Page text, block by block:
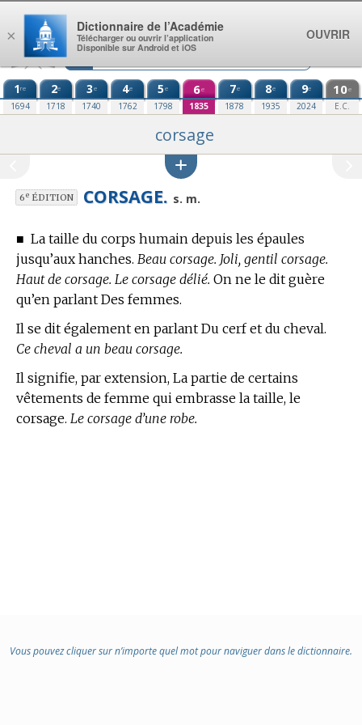
Aller au contenu
1re
1694
2e
1718
3e
1740
4e
1762
5e
1798
6e
1835
7e
1878
8e
1935
9e
2024
10e
E.C.
corsage
6eÉDITION CORSAGE. s. m.
■ La taille du corps humain depuis les épaules
jusqu’aux hanches. Beau corsage. Joli, gentil corsage.
Haut de corsage. Le corsage délié. On ne le dit guère
qu’en parlant Des femmes.
Il se dit également en parlant Du cerf et du cheval.
Ce cheval a un beau corsage.
Il signifie, par extension, La partie de certains
vêtements de femme qui embrasse la taille, le
corsage. Le corsage d’une robe.
Vous pouvez cliquer sur n’importe quel mot pour naviguer dans le dictionnaire.
×
Dictionnaire de l’Académie
Télécharger ou ouvrir l’application
Disponible sur Android et iOS
OUVRIR